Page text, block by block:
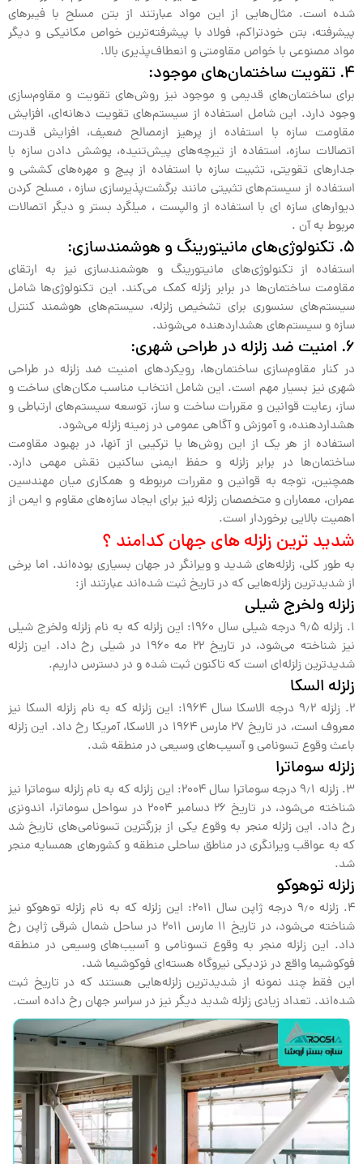
شده است. مثال‌هایی از این مواد عبارتند از بتن مسلح با فیبرهای
پیشرفته، بتن خودتراکم، فولاد با پیشرفته‌ترین خواص مکانیکی و دیگر
مواد مصنوعی با خواص مقاومتی و انعطاف‌پذیری بالا.
4. تقویت ساختمان‌های موجود:
برای ساختمان‌های قدیمی و موجود نیز روش‌های تقویت و مقاوم‌سازی
وجود دارد. این شامل استفاده از سیستم‌های تقویت دهانه‌ای، افزایش
مقاومت سازه با استفاده از پرهیز ازمصالح ضعیف، افزایش قدرت
اتصالات سازه، استفاده از تیرچه‌های پیش‌تنیده، پوشش دادن سازه با
جدارهای تقویتی، تثبیت سازه با استفاده از پیچ و مهره‌های کششی و
استفاده از سیستم‌های تثبیتی مانند برگشت‌پذیرسازی سازه ، مسلح کردن
دیوارهای سازه ای با استفاده از والپست ، میلگرد بستر و دیگر اتصالات
مربوط به آن .
5. تکنولوژی‌های مانیتورینگ و هوشمندسازی:
استفاده از تکنولوژی‌های مانیتورینگ و هوشمندسازی نیز به ارتقای
مقاومت ساختمان‌ها در برابر زلزله کمک می‌کند. این تکنولوژی‌ها شامل
سیستم‌های سنسوری برای تشخیص زلزله، سیستم‌های هوشمند کنترل
سازه و سیستم‌های هشداردهنده می‌شوند.
6. امنیت ضد زلزله در طراحی شهری:
در کنار مقاوم‌سازی ساختمان‌ها، رویکردهای امنیت ضد زلزله در طراحی
شهری نیز بسیار مهم است. این شامل انتخاب مناسب مکان‌های ساخت و
ساز، رعایت قوانین و مقررات ساخت و ساز، توسعه سیستم‌های ارتباطی و
هشداردهنده، و آموزش و آگاهی عمومی در زمینه زلزله می‌شود.
استفاده از هر یک از این روش‌ها یا ترکیبی از آنها، در بهبود مقاومت
ساختمان‌ها در برابر زلزله و حفظ ایمنی ساکنین نقش مهمی دارد.
همچنین، توجه به قوانین و مقررات مربوطه و همکاری میان مهندسین
عمران، معماران و متخصصان زلزله نیز برای ایجاد سازه‌های مقاوم و ایمن از
اهمیت بالایی برخوردار است.
شدید ترین زلزله های جهان کدامند ؟
به طور کلی، زلزله‌های شدید و ویرانگر در جهان بسیاری بوده‌اند. اما برخی
از شدیدترین زلزله‌هایی که در تاریخ ثبت شده‌اند عبارتند از:
زلزله ولخرج شیلی
1. زلزله ۹٫۵ درجه شیلی سال ۱۹۶۰: این زلزله که به نام زلزله ولخرج شیلی
نیز شناخته می‌شود، در تاریخ ۲۲ مه ۱۹۶۰ در شیلی رخ داد. این زلزله
شدیدترین زلزله‌ای است که تاکنون ثبت شده و در دسترس داریم.
زلزله السکا
2. زلزله ۹٫۲ درجه الاسکا سال ۱۹۶۴: این زلزله که به نام زلزله السکا نیز
معروف است، در تاریخ ۲۷ مارس ۱۹۶۴ در الاسکا، آمریکا رخ داد. این زلزله
باعث وقوع تسونامی و آسیب‌های وسیعی در منطقه شد.
زلزله سوماترا
3. زلزله ۹٫۱ درجه سوماترا سال ۲۰۰۴: این زلزله که به نام زلزله سوماترا نیز
شناخته می‌شود، در تاریخ ۲۶ دسامبر ۲۰۰۴ در سواحل سوماترا، اندونزی
رخ داد. این زلزله منجر به وقوع یکی از بزرگترین تسونامی‌های تاریخ شد
که به عواقب ویرانگری در مناطق ساحلی منطقه و کشورهای همسایه منجر
شد.
زلزله توهوکو
4. زلزله ۹٫۰ درجه ژاپن سال ۲۰۱۱: این زلزله که به نام زلزله توهوکو نیز
شناخته می‌شود، در تاریخ ۱۱ مارس ۲۰۱۱ در ساحل شمال شرقی ژاپن رخ
داد. این زلزله منجر به وقوع تسونامی و آسیب‌های وسیعی در منطقه
فوکوشیما واقع در نزدیکی نیروگاه هسته‌ای فوکوشیما شد.
این فقط چند نمونه از شدیدترین زلزله‌هایی هستند که در تاریخ ثبت
شده‌اند. تعداد زیادی زلزله شدید دیگر نیز در سراسر جهان رخ داده است.